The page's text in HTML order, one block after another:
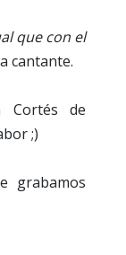
que con el
cantante.
Cortés de
;)
grabamos